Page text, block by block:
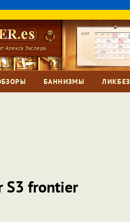
Алекса Экслера
БАННИЗМЫ ЛИКБЕЗ
S3 frontier